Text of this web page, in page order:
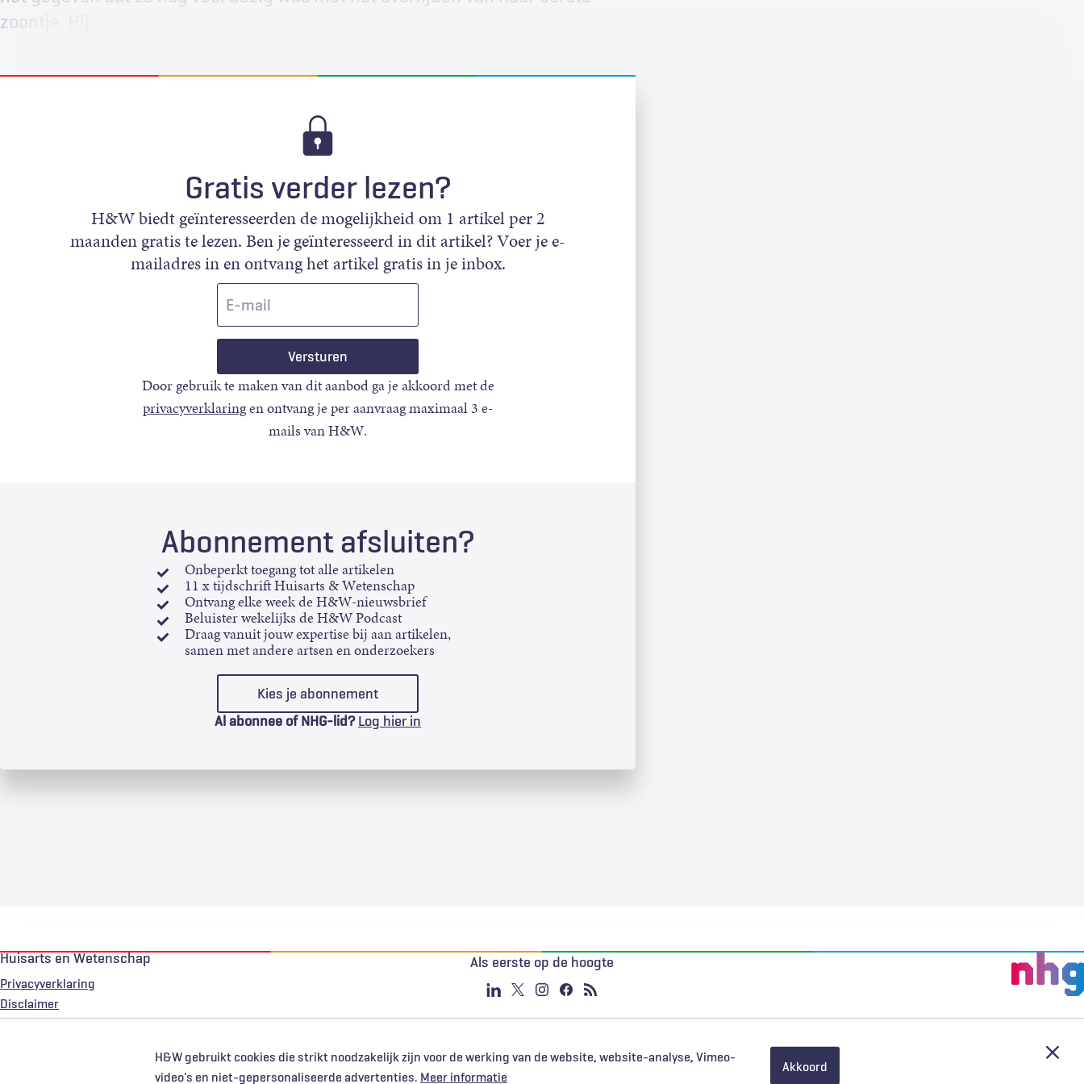
H&W gebruikt cookies die strikt noodzakelijk zijn voor de werking van de website, website-analyse, Vimeo-
video's en niet-gepersonaliseerde advertenties. Meer informatie
Akkoord
zoontje. Hij…
Gratis verder lezen?
H&W biedt geïnteresseerden de mogelijkheid om 1 artikel per 2
maanden gratis te lezen. Ben je geïnteresseerd in dit artikel? Voer je e-
mailadres in en ontvang het artikel gratis in je inbox.
Door gebruik te maken van dit aanbod ga je akkoord met de
privacyverklaringen ontvang je per aanvraag maximaal 3 e-
mails van H&W.
Abonnement afsluiten?
Onbeperkt toegang tot alle artikelen
11 x tijdschrift Huisarts & Wetenschap
Ontvang elke week de H&W-nieuwsbrief
Beluister wekelijks de H&W Podcast
Draag vanuit jouw expertise bij aan artikelen,
samen met andere artsen en onderzoekers
Kies je abonnement
Al abonnee of NHG-lid? Log hier in
Huisarts en Wetenschap
Privacyverklaring
Voet
Disclaimer
Als eerste op de hoogte